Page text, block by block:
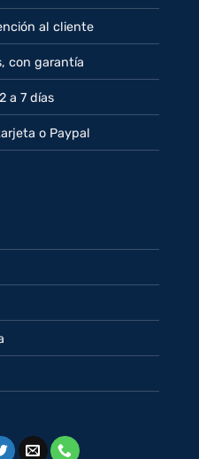
al cliente
con garantía
a 7 días
o Paypal